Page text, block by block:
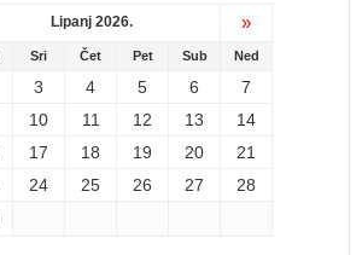
Lipanj 2026. »
Sri Čet Pet Sub Ned
3 4 5 6
7
10 11 12 13
14
17 18 19 20
21
24 25 26 27
28